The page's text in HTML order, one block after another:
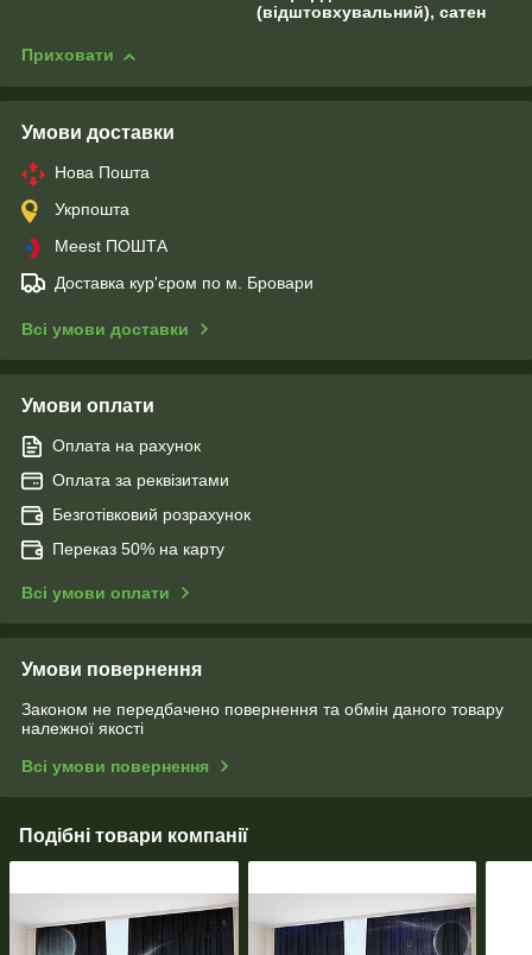
(відштовхувальний), сатен
Приховати
Умови доставки
Нова Пошта
Укрпошта
Meest ПОШТА
Доставка кур'єром по м. Бровари
Всі умови доставки
Умови оплати
Оплата на рахунок
Оплата за реквізитами
Безготівковий розрахунок
Переказ 50% на карту
Всі умови оплати
Умови повернення
Законом не передбачено повернення та обмін даного товару
належної якості
Всі умови повернення
Подібні товари компанії